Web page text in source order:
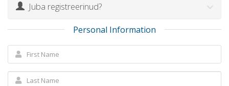
Juba registreerinud?
Personal Information